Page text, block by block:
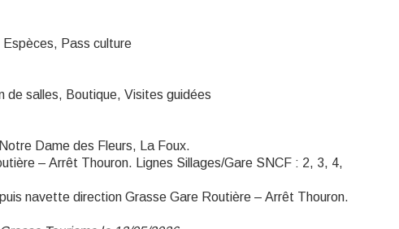
Pass culture
de salles, Boutique, Visites guidées
Dame des Fleurs, La Foux.
– Arrêt Thouron. Lignes Sillages/Gare SNCF : 2, 3, 4,
navette direction Grasse Gare Routière – Arrêt Thouron.